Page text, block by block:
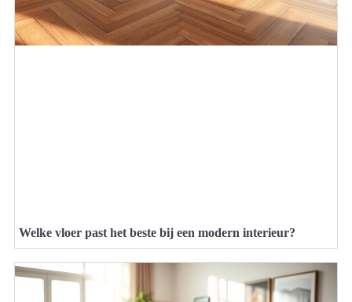
Welke vloer past het beste bij een modern interieur?